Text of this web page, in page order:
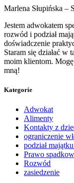
Marlena Słupińska –
Jestem adwokatem
rozwód i podział
doświadczenie
Staram się działać w
moim klientom.
mną!
Kategorie
Adwokat
Alimenty
Kontakty z
ograniczenie
podział
Prawo
Rozwód
zasiedzenie